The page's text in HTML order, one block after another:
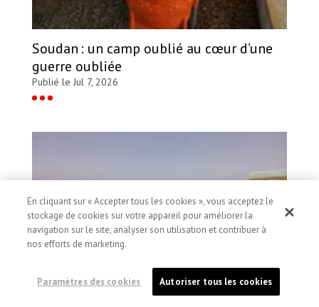
Soudan : un camp oublié au cœur d’une
guerre oubliée
Publié le Jul 7, 2026
En cliquant sur « Accepter tous les cookies », vous acceptez le
stockage de cookies sur votre appareil pour améliorer la
navigation sur le site, analyser son utilisation et contribuer à
nos efforts de marketing.
Paramètres des cookies Autoriser tous les cookies